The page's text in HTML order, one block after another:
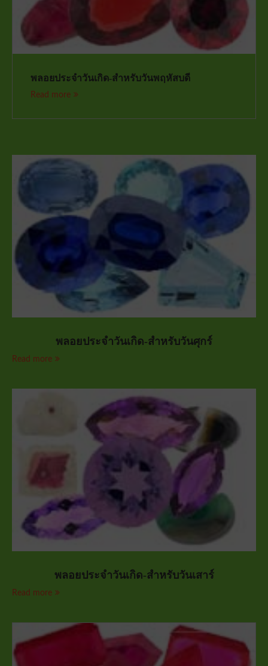
พลอยประจำวันเกิด-สำหรับวันพฤหัสบดี
Read more
พลอยประจำวันเกิด-สำหรับวันศุกร์
Read more
พลอยประจำวันเกิด-สำหรับวันเสาร์
Read more